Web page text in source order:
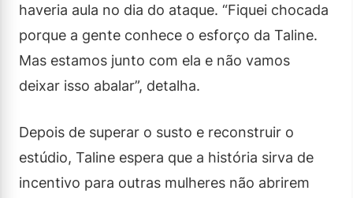
haveria aula no dia do ataque. “Fiquei chocada
porque a gente conhece o esforço da Taline.
Mas estamos junto com ela e não vamos
deixar isso abalar”, detalha.
Depois de superar o susto e reconstruir o
estúdio, Taline espera que a história sirva de
incentivo para outras mulheres não abrirem